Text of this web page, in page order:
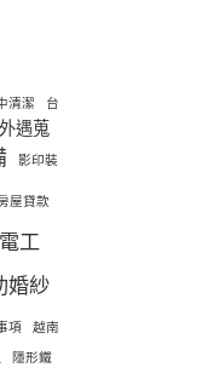
清潔
台
外遇蒐
影印裝
屋貸款
工
婚紗
項 越南
隱形鐵